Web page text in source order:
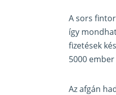
A sors
így
fizetések
5000
Az afgán